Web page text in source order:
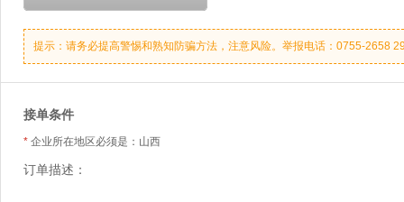
提示：请务必提高警惕和熟知防骗方法，注意风险。举报电话：0755-2658
接单条件
* 企业所在地区必须是：山西
订单描述：